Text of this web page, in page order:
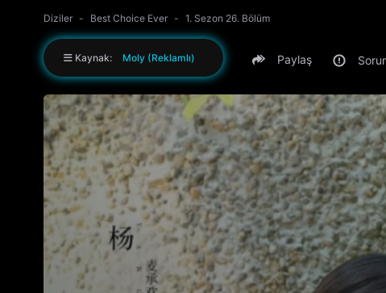
Diziler Best Choice Ever 1. Sezon 26. Bölüm
Kaynak: Moly (Reklamlı) Paylaş